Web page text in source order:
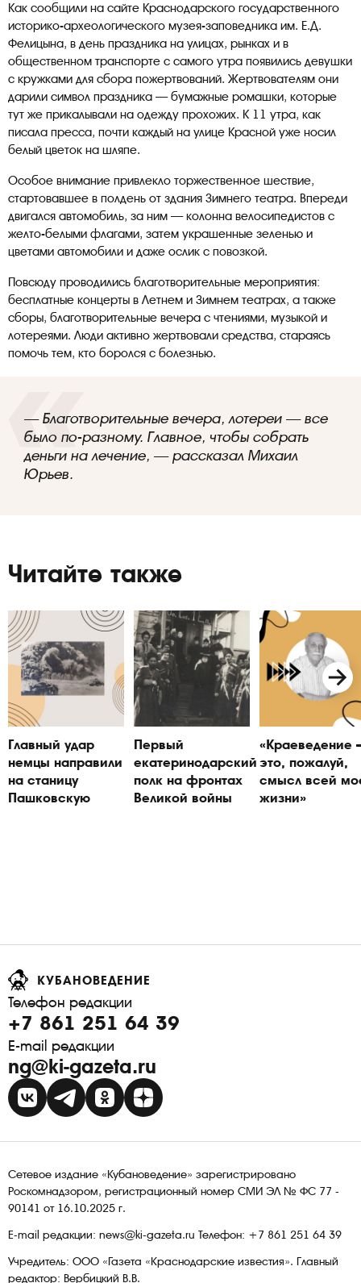
Как сообщили на сайте Краснодарского государственного
историко-археологического музея-заповедника им. Е.Д.
Фелицына, в день праздника на улицах, рынках и в
общественном транспорте с самого утра появились девушки
с кружками для сбора пожертвований. Жертвователям они
дарили символ праздника — бумажные ромашки, которые
тут же прикалывали на одежду прохожих. К 11 утра, как
писала пресса, почти каждый на улице Красной уже носил
белый цветок на шляпе.
Особое внимание привлекло торжественное шествие,
стартовавшее в полдень от здания Зимнего театра. Впереди
двигался автомобиль, за ним — колонна велосипедистов с
желто-белыми флагами, затем украшенные зеленью и
цветами автомобили и даже ослик с повозкой.
Повсюду проводились благотворительные мероприятия:
бесплатные концерты в Летнем и Зимнем театрах, а также
сборы, благотворительные вечера с чтениями, музыкой и
лотереями. Люди активно жертвовали средства, стараясь
помочь тем, кто боролся с болезнью.
— Благотворительные вечера, лотереи — все
было по-разному. Главное, чтобы собрать
деньги на лечение, — рассказал Михаил
Юрьев.
Читайте также
Главный удар
немцы направили
на станицу
Пашковскую
Первый
екатеринодарский
полк на фронтах
Великой войны
«Краеведение
это, пожалуй,
смысл всей
жизни»
КУБАНОВЕДЕНИЕ
Телефон редакции
+7 861 251 64 39
E-mail редакции
ng@ki-gazeta.ru
Сетевое издание «Кубановедение» зарегистрировано
Роскомнадзором, регистрационный номер СМИ ЭЛ № ФС 77 -
90141 от 16.10.2025 г.
E-mail редакции: news@ki-gazeta.ru Телефон: +7 861 251 64 39
Учредитель: ООО «Газета «Краснодарские известия». Главный
редактор: Вербицкий В.В.